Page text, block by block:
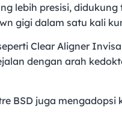
lebih presisi,
gigi dalam satu kali
Clear Aligner
dengan arah
BSD juga